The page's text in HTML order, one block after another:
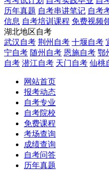
历年真题 自考串讲笔记 自考
信息 自考培训课程 免费视频
湖北地区自考
武汉自考 荆州自考 十堰自考
宁自考 随州自考 恩施自考 鄂
自考 潜江自考 天门自考 仙桃
网站首页
报考动态
自考专业
自考院校
免费课程
考场查询
成绩查询
自考问答
历年真题